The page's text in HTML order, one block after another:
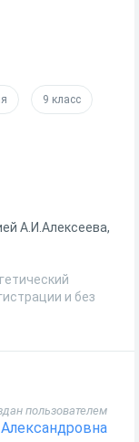
9 класс
А.И.Алексеева,
и без
пользователем